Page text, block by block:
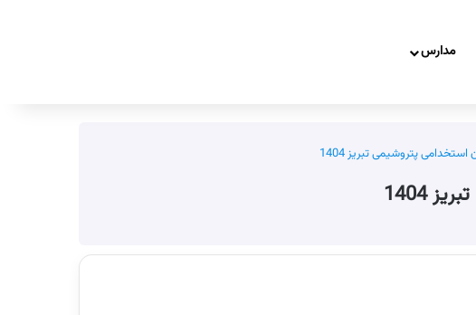
مدارس
استخدامی پتروشیمی تبریز 1404
1404